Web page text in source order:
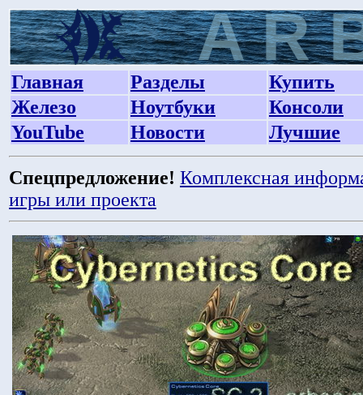
Главная Разделы
Купить
Железо
Ноутбуки
Консоли
YouTube
Новости Лучшие
Спецпредложение! Комплексная
игры или проекта